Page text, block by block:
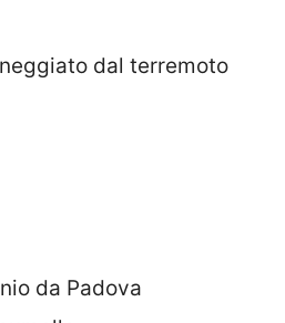
dal terremoto
da Padova